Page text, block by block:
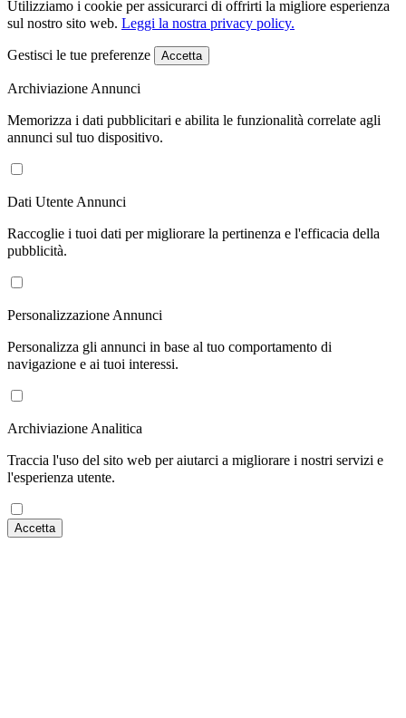
Utilizziamo i cookie per assicurarci di offrirti la migliore esperienza
sul nostro sito web. Leggi la nostra privacy policy.
Gestisci le tue preferenze Accetta
Archiviazione Annunci
Memorizza i dati pubblicitari e abilita le funzionalità correlate agli
annunci sul tuo dispositivo.
Dati Utente Annunci
Raccoglie i tuoi dati per migliorare la pertinenza e l'efficacia della
pubblicità.
Personalizzazione Annunci
Personalizza gli annunci in base al tuo comportamento di
navigazione e ai tuoi interessi.
Archiviazione Analitica
Traccia l'uso del sito web per aiutarci a migliorare i nostri servizi e
l'esperienza utente.
Accetta